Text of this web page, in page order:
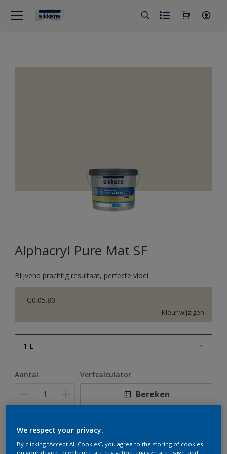
Alphacryl Pure Mat SF
Blijvend prachtig resultaat, perfecte vloei
G0.05.80
Kleur wijzigen
1 L
Aantal Verfcalculator
Bereken
Op dit moment is het niet mogelijk dit product online
te bestellen. Houd de website in de gaten, we werken
We respect your privacy.
By clicking “Accept All Cookies”, you agree to the storing of cookies
on your device to enhance site navigation, analyze site usage, and